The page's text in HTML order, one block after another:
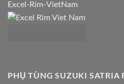
Excel-Rim-VietNam
PHỤ TÙNG SUZUKI SATRIA